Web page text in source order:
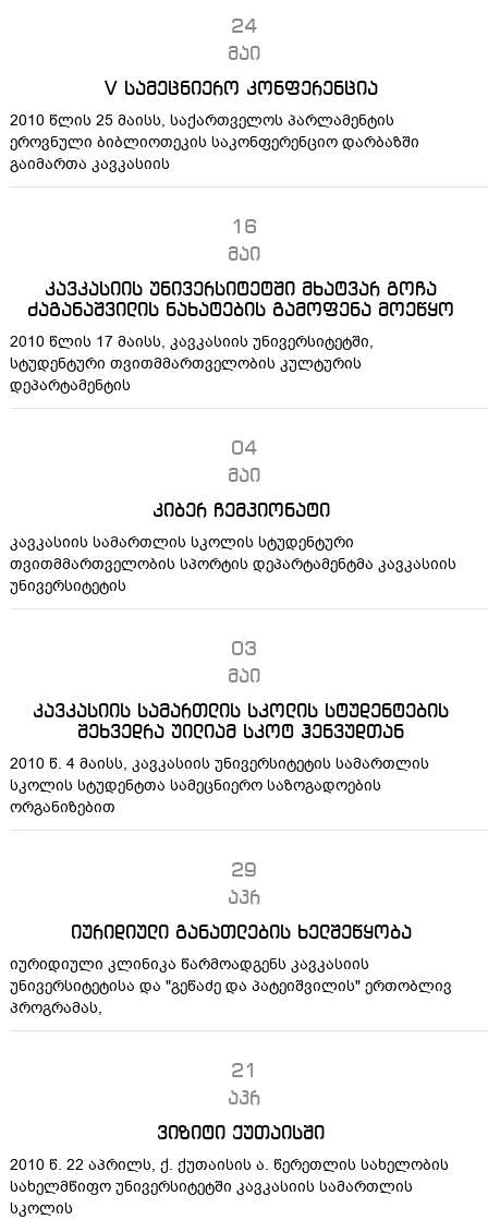
24
მაი
V სამეცნიერო კონფერენცია
2010 წლის 25 მაისს, საქართველოს პარლამენტის
ეროვნული ბიბლიოთეკის საკონფერენციო დარბაზში
გაიმართა კავკასიის
16
მაი
კავკასიის უნივერსიტეტში მხატვარ გოჩა
ძაგანაშვილის ნახატების გამოფენა მოეწყო
2010 წლის 17 მაისს, კავკასიის უნივერსიტეტში,
სტუდენტური თვითმმართველობის კულტურის
დეპარტამენტის
04
მაი
კიბერ ჩემპიონატი
კავკასიის სამართლის სკოლის სტუდენტური
თვითმმართველობის სპორტის დეპარტამენტმა კავკასიის
უნივერსიტეტის
03
მაი
კავკასიის სამართლის სკოლის სტუდენტების
შეხვედრა უილიამ სკოტ ჰენვუდთან
2010 წ. 4 მაისს, კავკასიის უნივერსიტეტის სამართლის
სკოლის სტუდენტთა სამეცნიერო საზოგადოების
ორგანიზებით
29
აპრ
იურიდიული განათლების ხელშეწყობა
იურიდიული კლინიკა წარმოადგენს კავკასიის
უნივერსიტეტისა და "გეწაძე და პატეიშვილის" ერთობლივ
პროგრამას,
21
აპრ
ვიზიტი ქუთაისში
2010 წ. 22 აპრილს, ქ. ქუთაისის ა. წერეთლის სახელობის
სახელმწიფო უნივერსიტეტში კავკასიის სამართლის
სკოლის